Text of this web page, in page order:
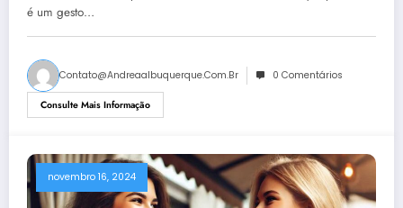
é um gesto…
Contato@andreaalbuquerque.com.br 0 Comentários
Consulte Mais Informação
novembro 16, 2024